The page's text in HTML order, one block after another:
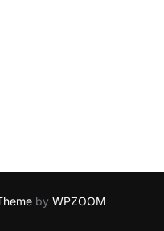
by WPZOOM